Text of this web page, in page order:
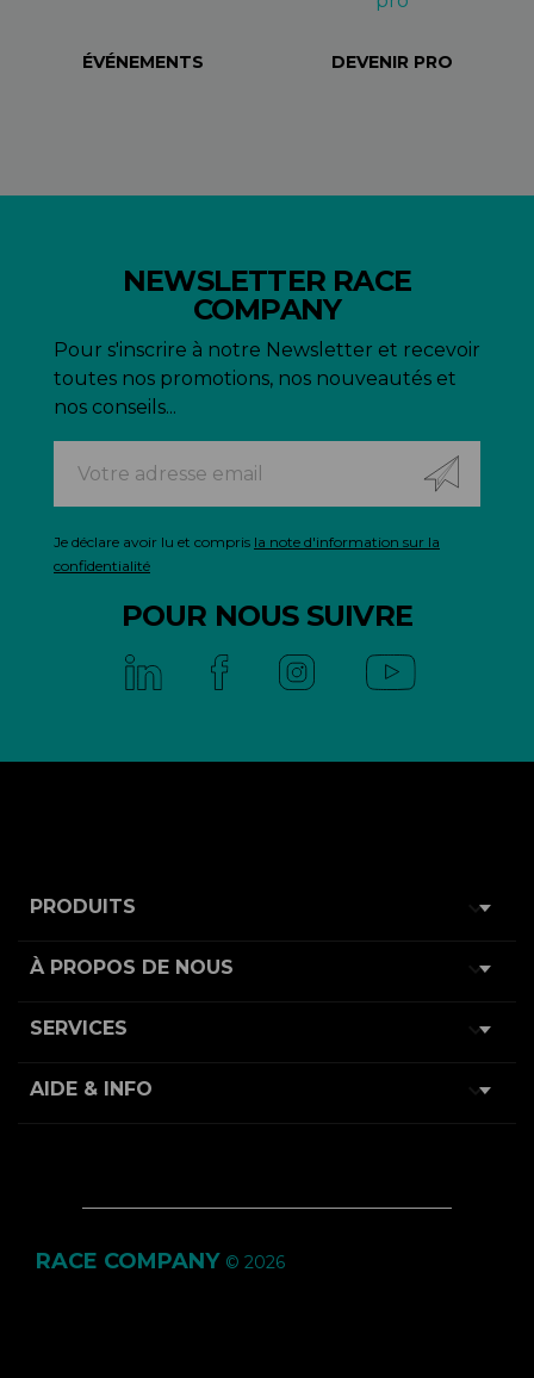
ÉVÉNEMENTS DEVENIR PRO
NEWSLETTER RACE
COMPANY
Pour s'inscrire à notre Newsletter et recevoir
toutes nos promotions, nos nouveautés et
nos conseils...
Je déclare avoir lu et compris la note d'information sur la
confidentialité
POUR NOUS SUIVRE
PRODUITS 
À PROPOS DE NOUS 
SERVICES 
AIDE & INFO 
RACE COMPANY © 2026